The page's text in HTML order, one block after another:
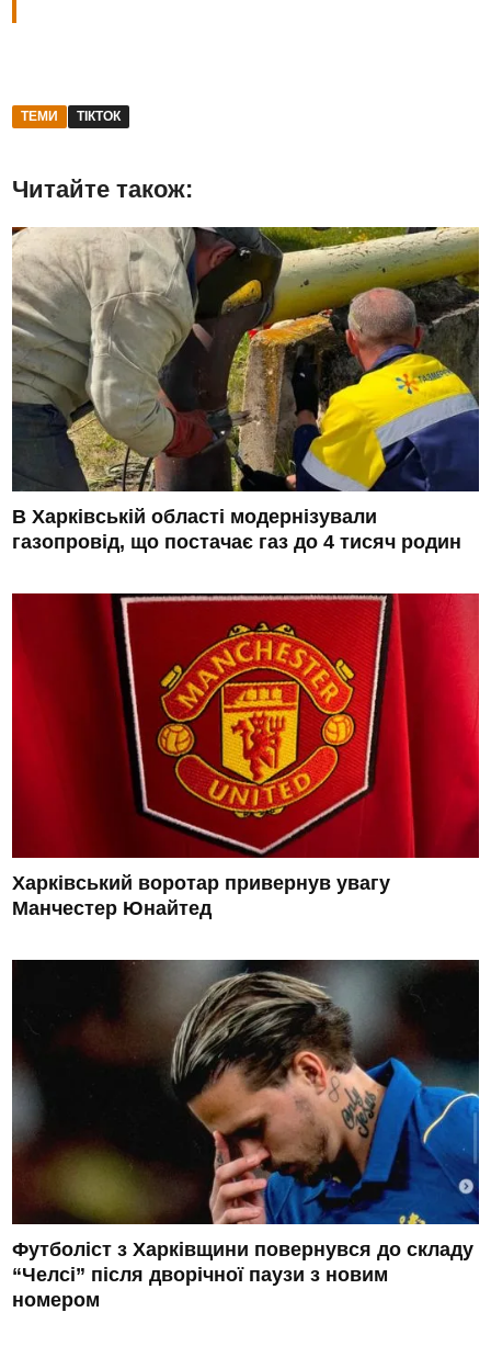
ТЕМИ ТІКТОК
Читайте також:
В Харківській області модернізували
газопровід, що постачає газ до 4 тисяч родин
Харківський воротар привернув увагу
Манчестер Юнайтед
Футболіст з Харківщини повернувся до складу
“Челсі” після дворічної паузи з новим
номером